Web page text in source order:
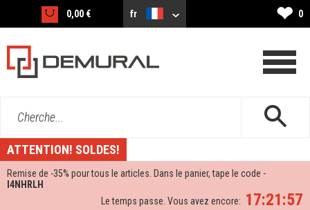
0,00 € fr ❤ 0
Cherche...
ATTENTION! SOLDES!
Remise de -35% pour tous le articles. Dans le panier, tape le code -
I4NHRLH
17:21:56
Le temps passe. Vous avez encore: